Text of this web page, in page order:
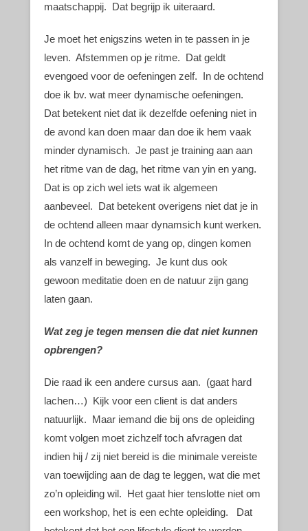
maatschappij. Dat begrijp ik uiteraard.
Je moet het enigszins weten in te passen in je
leven. Afstemmen op je ritme. Dat geldt
evengoed voor de oefeningen zelf. In de ochtend
doe ik bv. wat meer dynamische oefeningen.
Dat betekent niet dat ik dezelfde oefening niet in
de avond kan doen maar dan doe ik hem vaak
minder dynamisch. Je past je training aan aan
het ritme van de dag, het ritme van yin en yang.
Dat is op zich wel iets wat ik algemeen
aanbeveel. Dat betekent overigens niet dat je in
de ochtend alleen maar dynamsich kunt werken.
In de ochtend komt de yang op, dingen komen
als vanzelf in beweging. Je kunt dus ook
gewoon meditatie doen en de natuur zijn gang
laten gaan.
Wat zeg je tegen mensen die dat niet kunnen
opbrengen?
Die raad ik een andere cursus aan. (gaat hard
lachen…) Kijk voor een client is dat anders
natuurlijk. Maar iemand die bij ons de opleiding
komt volgen moet zichzelf toch afvragen dat
indien hij / zij niet bereid is die minimale vereiste
van toewijding aan de dag te leggen, wat die met
zo’n opleiding wil. Het gaat hier tenslotte niet om
een workshop, het is een echte opleiding. Dat